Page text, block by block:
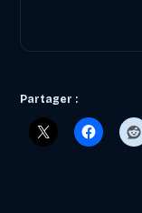
Partager :